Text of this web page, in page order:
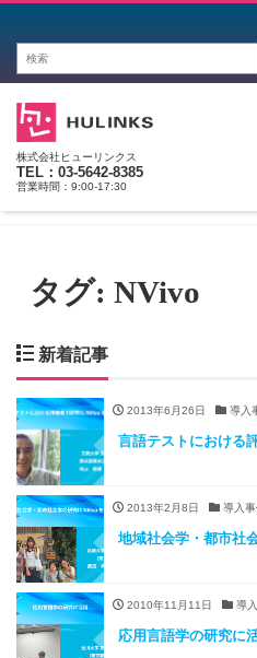
株式会社ヒューリンクス
TEL：03-5642-8385
営業時間：9:00-17:30
タグ: NVivo
新着記事
2013年6月26日 導入
言語テストにおける
2013年2月8日 導入事
地域社会学・都市社
2010年11月11日 導
応用言語学の研究に